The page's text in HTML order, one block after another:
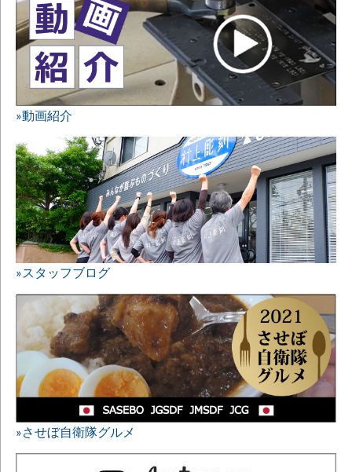
»動画紹介
»スタッフブログ
»させぼ自衛隊グルメ